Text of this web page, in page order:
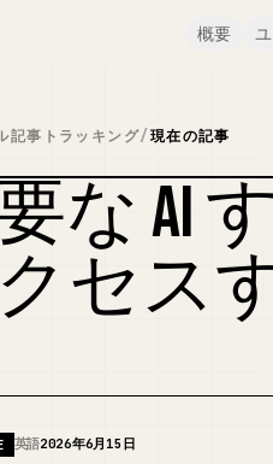
概要
事トラッキング/現在の記事
な AI
セス
英語2026年6月15日